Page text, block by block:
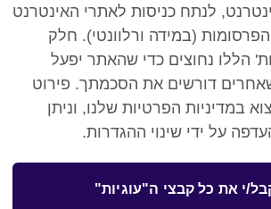
TikTok
לנתח כניסות לאתרי האינטרנט
(במידה ורלוונטי). חלק
הללו נחוצים כדי שהאתר יפעל
דורשים את הסכמתך. פירוט
במדיניות הפרטיות שלנו, וניתן
על ידי שינוי ההגדרות.
י את כל קבצי ה"עוגיות"